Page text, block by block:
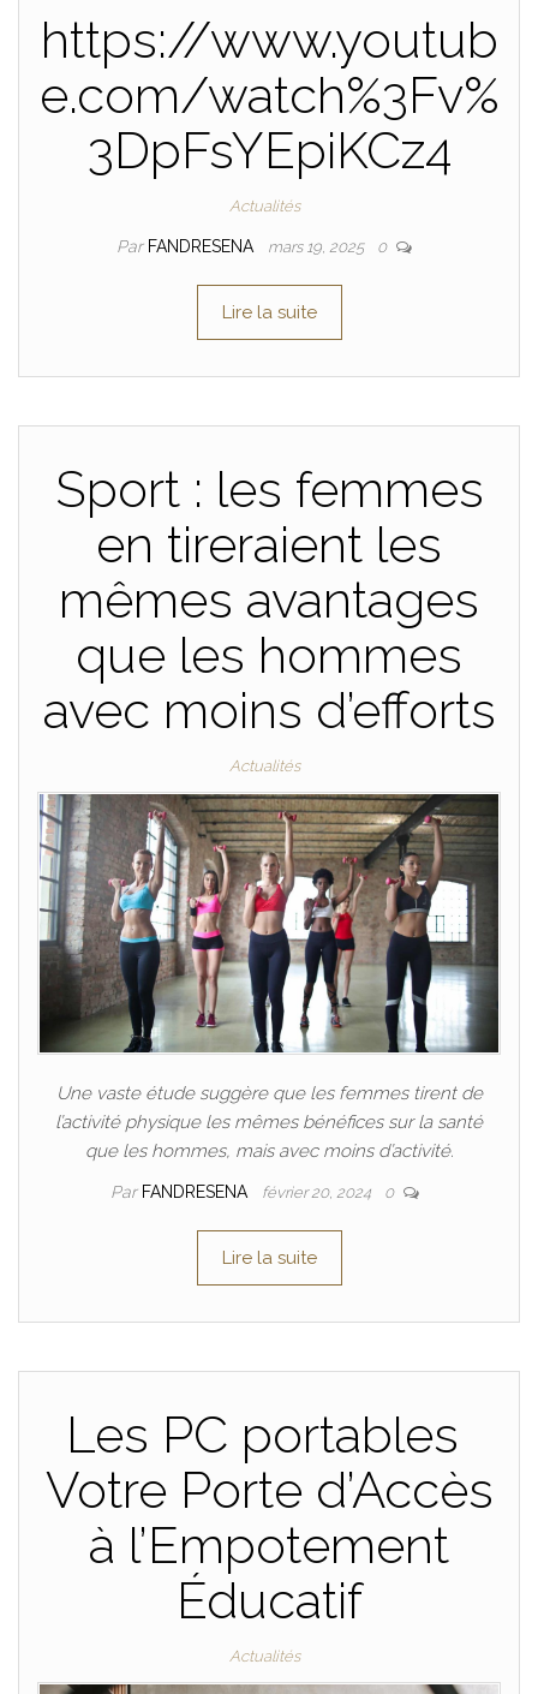
https://www.youtub
e.com/watch%3Fv%
3DpFsYEpiKCz4
Actualités
Par FANDRESENA mars 19, 2025 0
Lire la suite
Sport : les femmes
en tireraient les
mêmes avantages
que les hommes
avec moins d’efforts
Actualités
Une vaste étude suggère que les femmes tirent de
l’activité physique les mêmes bénéfices sur la santé
que les hommes, mais avec moins d’activité.
Par FANDRESENA février 20, 2024 0
Lire la suite
Les PC portables
Votre Porte d’Accès
à l’Empotement
Éducatif
Actualités